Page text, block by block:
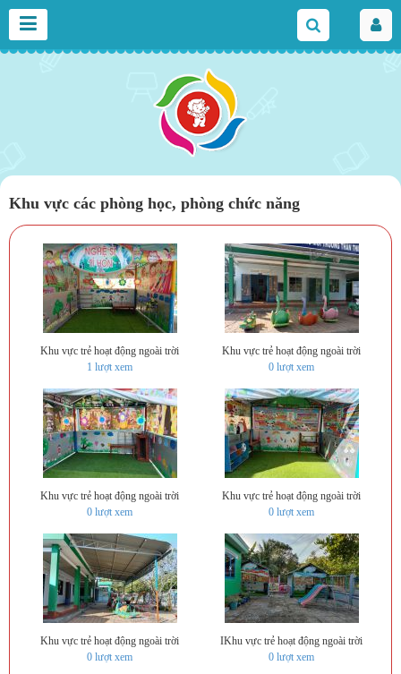
Khu vực các phòng học, phòng chức năng
Khu vực trẻ hoạt động ngoài trời
1 lượt xem
Khu vực trẻ hoạt động ngoài trời
0 lượt xem
Khu vực trẻ hoạt động ngoài trời
0 lượt xem
Khu vực trẻ hoạt động ngoài trời
0 lượt xem
Khu vực trẻ hoạt động ngoài trời
0 lượt xem
IKhu vực trẻ hoạt động ngoài trời
0 lượt xem